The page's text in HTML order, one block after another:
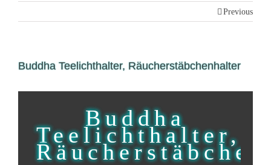
Previous
Buddha Teelichthalter, Räucherstäbchenhalter
Buddha
Teelichthalter,